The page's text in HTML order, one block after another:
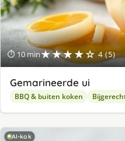
⏱ 10 min★★★★☆ 4 (5)
Gemarineerde ui
BBQ & buiten koken
AI-kok